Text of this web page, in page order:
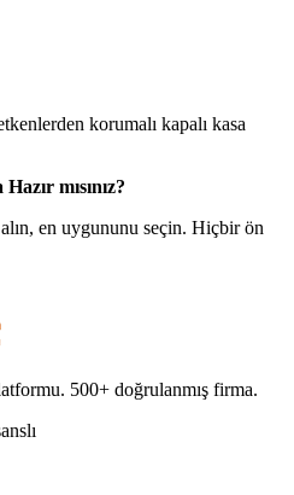
korumalı kapalı kasa
mısınız?
en uygununu seçin. Hiçbir ön
500+ doğrulanmış firma.